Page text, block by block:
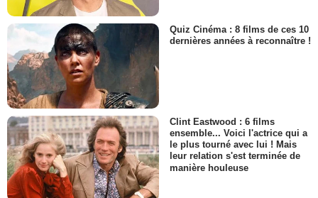
Quiz Cinéma : 8 films de ces 10
dernières années à reconnaître !
Clint Eastwood : 6 films
ensemble... Voici l'actrice qui a
le plus tourné avec lui ! Mais
leur relation s'est terminée de
manière houleuse